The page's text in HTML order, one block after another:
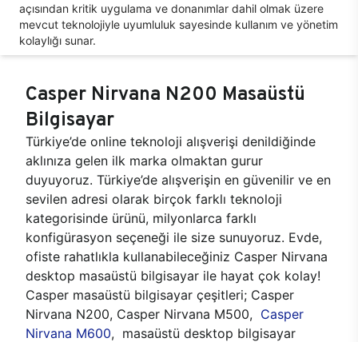
açısından kritik uygulama ve donanımlar dahil olmak üzere
mevcut teknolojiyle uyumluluk sayesinde kullanım ve yönetim
kolaylığı sunar.
Casper Nirvana N200 Masaüstü
Bilgisayar
Türkiye’de online teknoloji alışverişi denildiğinde
aklınıza gelen ilk marka olmaktan gurur
duyuyoruz. Türkiye’de alışverişin en güvenilir ve en
sevilen adresi olarak birçok farklı teknoloji
kategorisinde ürünü, milyonlarca farklı
konfigürasyon seçeneği ile size sunuyoruz. Evde,
ofiste rahatlıkla kullanabileceğiniz Casper Nirvana
desktop masaüstü bilgisayar ile hayat çok kolay!
Casper masaüstü bilgisayar çeşitleri; Casper
Nirvana N200, Casper Nirvana M500, Casper
Nirvana M600, masaüstü desktop bilgisayar